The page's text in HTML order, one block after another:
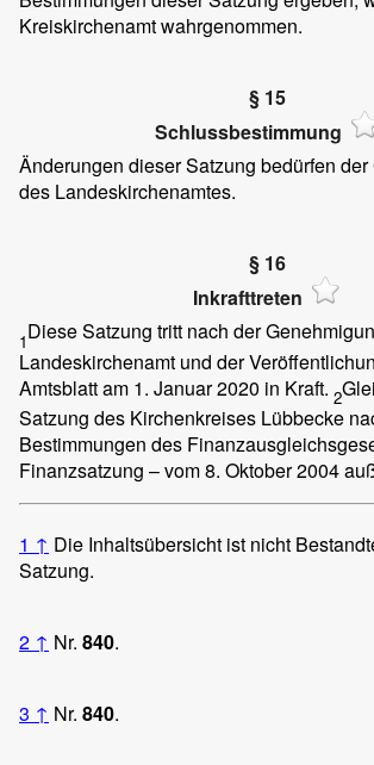
Kreiskirchenamt wahrgenommen.
§ 15
Schlussbestimmung
Änderungen dieser Satzung bedürfen
des Landeskirchenamtes.
§ 16
Inkrafttreten
1Diese Satzung tritt nach der
Landeskirchenamt und der
Amtsblatt am 1. Januar 2020 in Kraft. 2
Satzung des Kirchenkreises Lübbecke
Bestimmungen des
Finanzsatzung – vom 8. Oktober 2004
1 ↑ Die Inhaltsübersicht ist nicht
Satzung.
2 ↑ Nr. 840.
3 ↑ Nr. 840.